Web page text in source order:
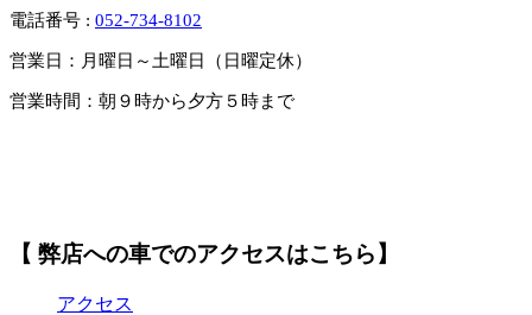
電話番号 : 052-734-8102
営業日：月曜日～土曜日（日曜定休）
営業時間：朝９時から夕方５時まで
【 弊店への車でのアクセスはこちら】
アクセス